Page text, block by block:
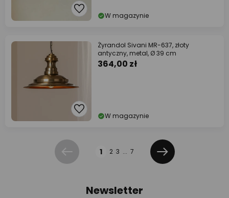
W magazynie
Żyrandol Sivani MR-637, złoty
antyczny, metal, Ø 39 cm
364,00 zł
W magazynie
Poprzednia 1 2 3 ... 7
Dalej
Newsletter